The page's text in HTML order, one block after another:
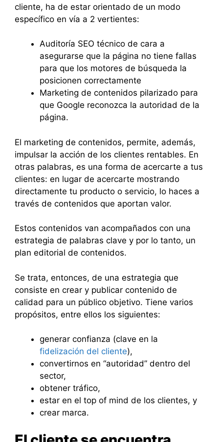
cliente, ha de estar orientado de un modo
específico en vía a 2 vertientes:
Auditoría SEO técnico de cara a
asegurarse que la página no tiene fallas
para que los motores de búsqueda la
posicionen correctamente
Marketing de contenidos pilarizado para
que Google reconozca la autoridad de la
página.
El marketing de contenidos, permite, además,
impulsar la acción de los clientes rentables. En
otras palabras, es una forma de acercarte a tus
clientes: en lugar de acercarte mostrando
directamente tu producto o servicio, lo haces a
través de contenidos que aportan valor.
Estos contenidos van acompañados con una
estrategia de palabras clave y por lo tanto, un
plan editorial de contenidos.
Se trata, entonces, de una estrategia que
consiste en crear y publicar contenido de
calidad para un público objetivo. Tiene varios
propósitos, entre ellos los siguientes:
generar confianza (clave en la
fidelización del cliente),
convertirnos en “autoridad” dentro del
sector,
obtener tráfico,
estar en el top of mind de los clientes, y
crear marca.